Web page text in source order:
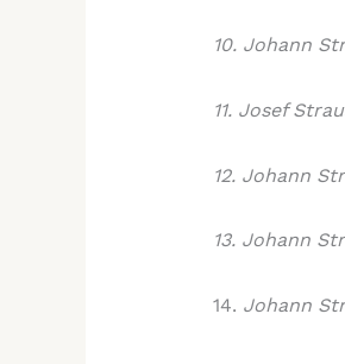
​10. Johann
​11. Josef
​12. Johann
​13. Johann
14. Johann